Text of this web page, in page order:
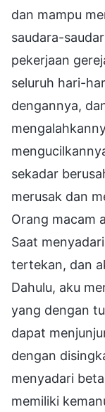
dan mampu
saudara-
pekerjaan
seluruh hari-
dengannya,
sekadar
merusak dan
Orang macam
Saat
tertekan, dan
Dahulu, aku
yang dengan
dapat
dengan
menyadari
memiliki